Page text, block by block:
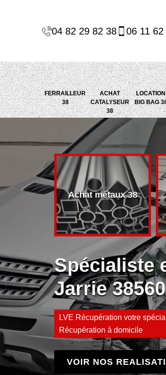
04 82 29 82 38 06 11
FERRAILLEUR
38
ACHAT
CATALYSEUR
38
LOCATION
BIG BAG
38 Achat métaux 38
Spécialiste
Jarrie 38560
LVE Récupération votre
Récupération à domicile
VOIR NOS